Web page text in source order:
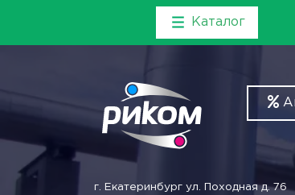
Каталог
г. Екатеринбург ул. Походная д. 76